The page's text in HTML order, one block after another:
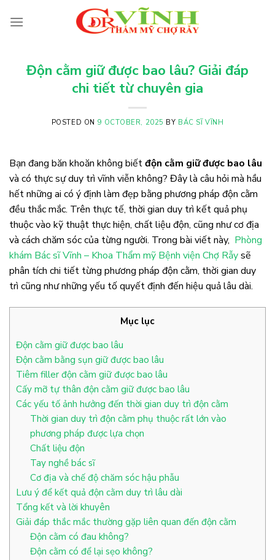
Độn cằm giữ được bao lâu? Giải đáp
chi tiết từ chuyên gia
POSTED ON 9 OCTOBER, 2025 BY BÁC SĨ VĨNH
Bạn đang băn khoăn không biếtđộn cằm giữ được bao lâu
và có thực sự duy trì vĩnh viễn không? Đây là câu hỏi mà hầu
hết những ai có ý định làm đẹp bằng phương pháp độn cằm
đều thắc mắc. Trên thực tế, thời gian duy trì kết quả phụ
thuộc vào kỹ thuật thực hiện, chất liệu độn, cũng như cơ địa
và cách chăm sóc của từng người. Trong bài viết này, Phòng
khám Bác sĩ Vĩnh – Khoa Thẩm mỹ Bệnh viện Chợ Rẫysẽ
phân tích chi tiết từng phương pháp độn cằm, thời gian duy
trì cũng như những yếu tố quyết định đến hiệu quả lâu dài.
Mục lục
Độn cằm giữ được bao lâu
Độn cằm bằng sụn giữ được bao lâu
Tiêm filler độn cằm giữ được bao lâu
Cấy mỡ tự thân độn cằm giữ được bao lâu
Các yếu tố ảnh hưởng đến thời gian duy trì độn cằm
Thời gian duy trì độn cằm phụ thuộc rất lớn vào
phương pháp được lựa chọn
Chất liệu độn
Tay nghề bác sĩ
Cơ địa và chế độ chăm sóc hậu phẫu
Lưu ý để kết quả độn cằm duy trì lâu dài
Tổng kết và lời khuyên
Giải đáp thắc mắc thường gặp liên quan đến độn cằm
Độn cằm có đau không?
Độn cằm có để lại sẹo không?